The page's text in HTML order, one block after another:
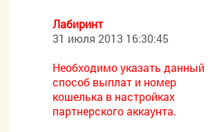
Лабиринт
31 июля 2013 16:30:45
Необходимо указать данный
способ выплат и номер
кошелька в настройках
партнерского аккаунта.